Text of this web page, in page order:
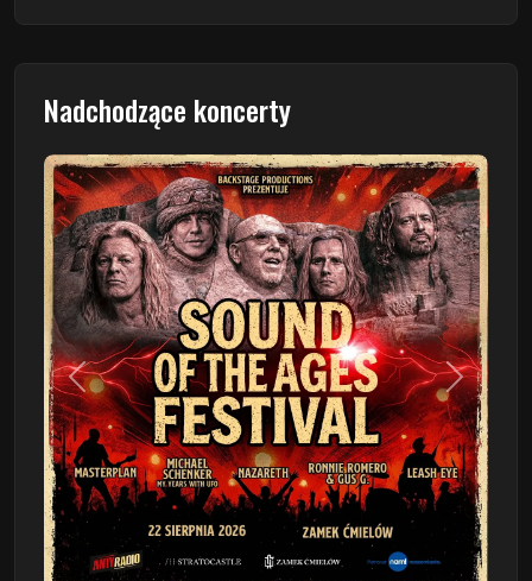
Nadchodzące koncerty
Poprzedni Następny